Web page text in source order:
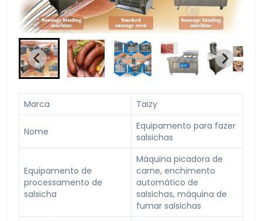
Marca Taizy
Nome
Equipamento para fazer
salsichas
Equipamento de
processamento de
salsicha
Máquina picadora de
carne, enchimento
automático de
salsichas, máquina de
fumar salsichas